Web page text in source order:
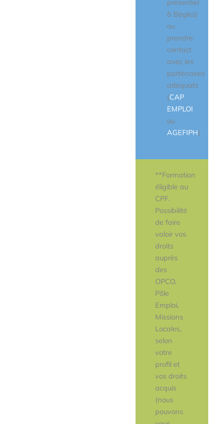
présentiel
à Bègles)
ou
prendre
contact
avec les
partenaires
adéquats
(CAP
EMPLOI
ou
AGEFIPH)
**Formation
éligible au
CPF.
Possibilité
de faire
valoir vos
droits
auprès
des
OPCO,
Pôle
Emploi,
Missions
Locales,
selon
votre
profil et
vos droits
acquis
(nous
pouvons